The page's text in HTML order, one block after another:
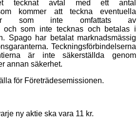
tecknat avtal med ett antal
kommer att teckna eventuella
som inte omfattats av
och som inte tecknas och betalas i
Spago har betalat marknadsmässig
Teckningsförbindelserna
är inte säkerställda genom
annan säkerhet.
för Företrädesemissionen.
ny aktie ska vara 11 kr.